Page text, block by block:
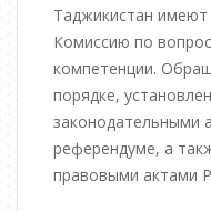
Таджикистан
Комиссию по
компетенции.
порядке,
законодательными
референдуме, а
правовыми актами